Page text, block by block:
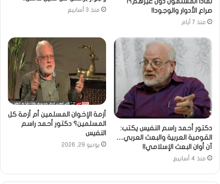
صراع الأدوار والوجود!!
منذ 7 أيام
منذ 3 أسابيع
دكتور أحمد راسم النفيس يكتب:
القومية العربية والبعث العربي…
آن أوان البعث الإسلامي!!
منذ 4 أسابيع
أزمة الإخوان المسلمين أم أزمة كل
المسلمين؟ دكتور أحمد راسم
النفيس
يونيو 29, 2026